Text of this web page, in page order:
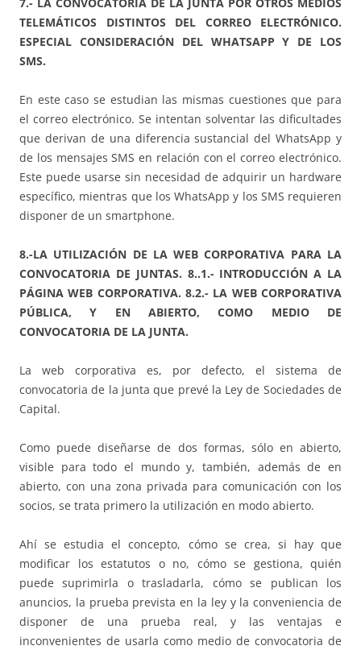
7.- LA CONVOCATORIA DE LA JUNTA POR OTROS MEDIOS
TELEMÁTICOS DISTINTOS DEL CORREO ELECTRÓNICO.
ESPECIAL CONSIDERACIÓN DEL WHATSAPP Y DE LOS
SMS.
En este caso se estudian las mismas cuestiones que para
el correo electrónico. Se intentan solventar las dificultades
que derivan de una diferencia sustancial del WhatsApp y
de los mensajes SMS en relación con el correo electrónico.
Este puede usarse sin necesidad de adquirir un hardware
específico, mientras que los WhatsApp y los SMS requieren
disponer de un smartphone.
8.-LA UTILIZACIÓN DE LA WEB CORPORATIVA PARA LA
CONVOCATORIA DE JUNTAS. 8..1.- INTRODUCCIÓN A LA
PÁGINA WEB CORPORATIVA. 8.2.- LA WEB CORPORATIVA
PÚBLICA, Y EN ABIERTO, COMO MEDIO DE
CONVOCATORIA DE LA JUNTA.
La web corporativa es, por defecto, el sistema de
convocatoria de la junta que prevé la Ley de Sociedades de
Capital.
Como puede diseñarse de dos formas, sólo en abierto,
visible para todo el mundo y, también, además de en
abierto, con una zona privada para comunicación con los
socios, se trata primero la utilización en modo abierto.
Ahí se estudia el concepto, cómo se crea, si hay que
modificar los estatutos o no, cómo se gestiona, quién
puede suprimirla o trasladarla, cómo se publican los
anuncios, la prueba prevista en la ley y la conveniencia de
disponer de una prueba real, y las ventajas e
inconvenientes de usarla como medio de convocatoria de